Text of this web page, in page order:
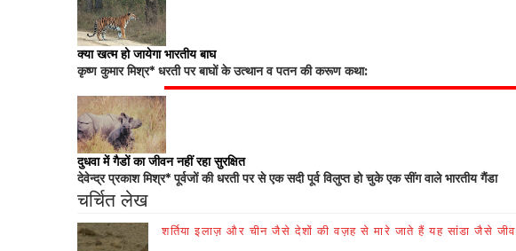
क्या खत्म हो जायेगा भारतीय बाघ
कृष्ण कुमार मिश्र* धरती पर बाघों के उत्थान व पतन की करूण कथा:
दुधवा में गैडों का जीवन नहीं रहा सुरक्षित
देवेन्द्र प्रकाश मिश्र* पूर्वजों की धरती पर से एक सदी पूर्व विलुप्त हो चुके एक सींग वाले भारतीय गैंडा
चर्चित लेख
शर्तिया इलाज़ और चीन जैसे देशों की वज़ह से मारे जाते हैं यह सांडा जैसे जीव